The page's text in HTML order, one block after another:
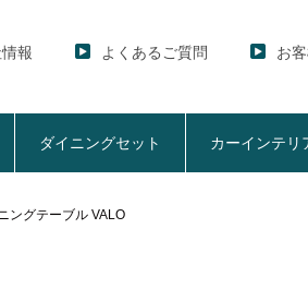
報 よくあるご質問 お
ダイニングセット カーインテリ
ジナル家具
ングテーブル VALO